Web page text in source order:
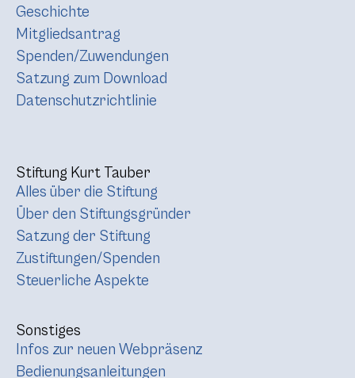
Geschichte
Mitgliedsantrag
Spenden/Zuwendungen
Satzung zum Download
Datenschutzrichtlinie
Stiftung Kurt Tauber
Alles über die Stiftung
Über den Stiftungsgründer
Satzung der Stiftung
Zustiftungen/Spenden
Steuerliche Aspekte
Sonstiges
Infos zur neuen Webpräsenz
Bedienungsanleitungen